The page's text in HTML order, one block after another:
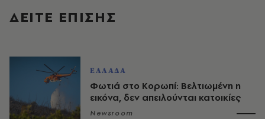
ΔΕΙΤΕ ΕΠΙΣΗΣ
ΕΛΛΑΔΑ
Φωτιά στο Κορωπί: Βελτιωμένη η
εικόνα, δεν απειλούνται κατοικίες
Newsroom